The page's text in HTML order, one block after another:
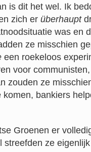
is dit het wel. Ik
zich er überhaupt
was en
ze misschien
een roekeloos
voor
zouden ze
komen, bankiers
Groenen er
streefden ze